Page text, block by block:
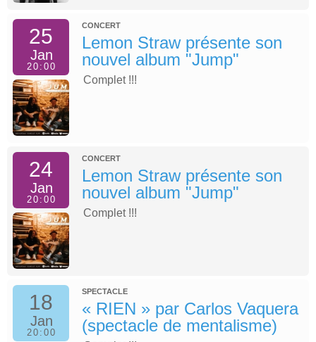
25
Jan
20:00
CONCERT
Lemon Straw présente son
nouvel album "Jump"
Complet !!!
24
Jan
20:00
CONCERT
Lemon Straw présente son
nouvel album "Jump"
Complet !!!
18
Jan
20:00
SPECTACLE
« RIEN » par Carlos Vaquera
(spectacle de mentalisme)